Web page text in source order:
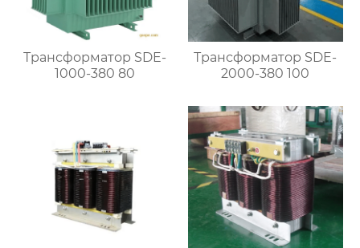
Трансформатор SDE-
1000-380 80
Трансформатор SDE-
2000-380 100